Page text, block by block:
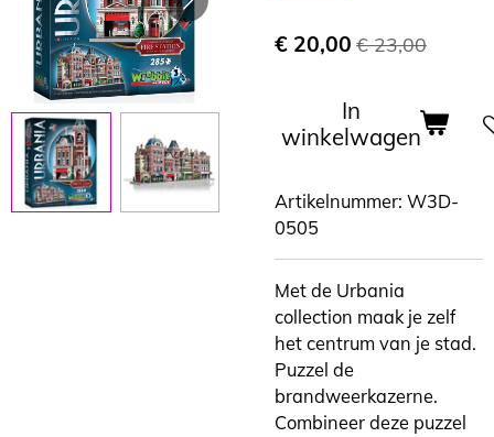
€ 20,00 € 23,00
In
winkelwagen
Artikelnummer: W3D-
0505
Met de Urbania
collection maak je zelf
het centrum van je stad.
Puzzel de
brandweerkazerne.
Combineer deze puzzel